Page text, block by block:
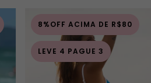
8%OFF ACIMA DE R$80
LEVE 4 PAGUE 3